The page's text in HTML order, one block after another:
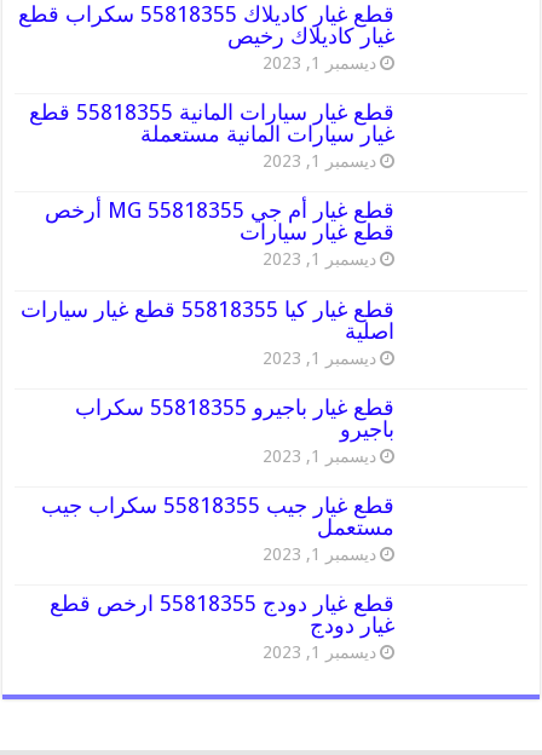
قطع غيار كاديلاك 55818355 سكراب قطع
غيار كاديلاك رخيص
ديسمبر 1, 2023
قطع غيار سيارات المانية 55818355 قطع
غيار سيارات المانية مستعملة
ديسمبر 1, 2023
قطع غيار أم جي MG 55818355 أرخص
قطع غيار سيارات
ديسمبر 1, 2023
قطع غيار كيا 55818355 قطع غيار سيارات
اصلية
ديسمبر 1, 2023
قطع غيار باجيرو 55818355 سكراب
باجيرو
ديسمبر 1, 2023
قطع غيار جيب 55818355 سكراب جيب
مستعمل
ديسمبر 1, 2023
قطع غيار دودج 55818355 ارخص قطع
غيار دودج
ديسمبر 1, 2023